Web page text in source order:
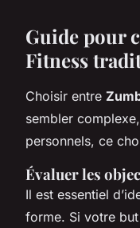
Guide pour
Fitness
Choisir entre
sembler
personnels, ce
Évaluer les
Il est essentiel
forme. Si votre